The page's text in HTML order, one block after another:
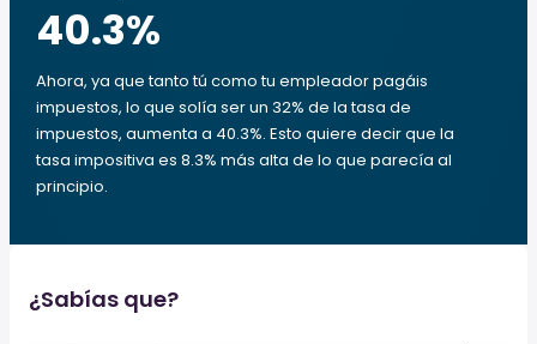
40.3%
Ahora, ya que tanto tú como tu empleador pagáis
impuestos, lo que solía ser un 32% de la tasa de
impuestos, aumenta a 40.3%. Esto quiere decir que la
tasa impositiva es 8.3% más alta de lo que parecía al
principio.
¿Sabías que?